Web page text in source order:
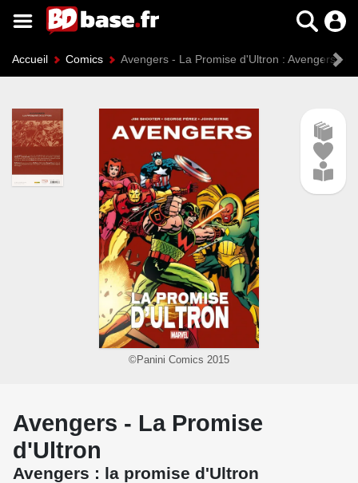
Accueil Comics Avengers - La Promise d'Ultron : Avengers :
©Panini Comics 2015
Avengers - La Promise
d'Ultron
Avengers : la promise d'Ultron